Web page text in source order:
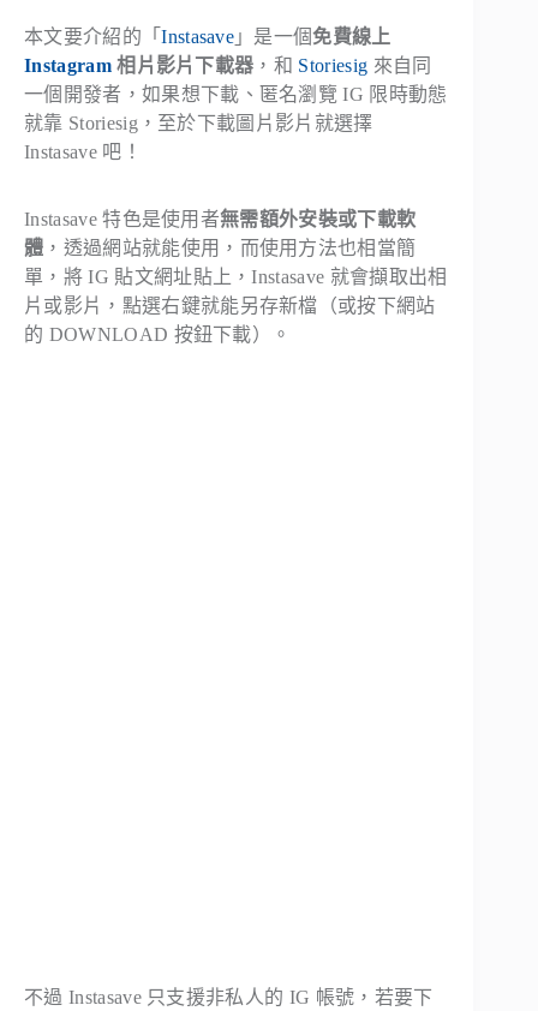
本文要介紹的「Instasave 」是一個免費線上
Instagram相片影片下載器 ，和 Storiesig 來自同
一個開發者，如果想下載、匿名瀏覽 IG 限時動態
就靠 Storiesig，至於下載圖片影片就選擇
Instasave 吧！
Instasave 特色是使用者無需額外安裝或下載軟
體 ，透過網站就能使用，而使用方法也相當簡
單，將 IG 貼文網址貼上，Instasave 就會擷取出相
片或影片，點選右鍵就能另存新檔（或按下網站
的 DOWNLOAD 按鈕下載）。
不過 Instasave 只支援非私人的 IG 帳號，若要下